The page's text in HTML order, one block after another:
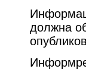
должна